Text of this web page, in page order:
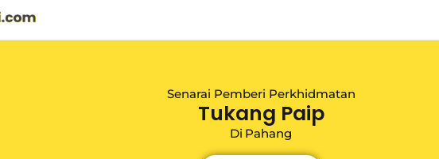
Senarai Pemberi Perkhidmatan
Tukang Paip
Di Pahang